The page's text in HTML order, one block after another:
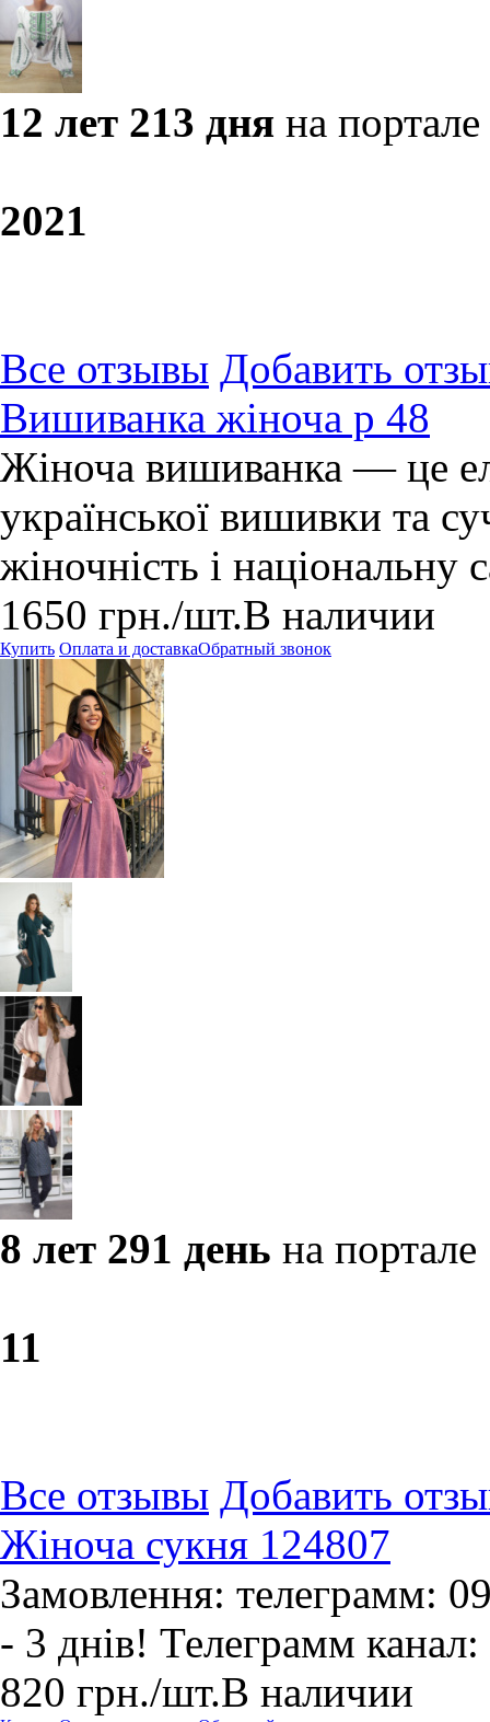
12 лет 213 дня на портале
2021
Все отзывы Добавить
Вишиванка жіноча р 48
Жіноча вишиванка — це
української вишивки та
жіночність і національну
1650 грн./шт.В наличии
Купить Оплата и доставкаОбратный звонок
8 лет 291 день на портале
11
Все отзывы Добавить
Жіноча сукня 124807
Замовлення: телеграмм:
- 3 днів! Телеграмм
820 грн./шт.В наличии